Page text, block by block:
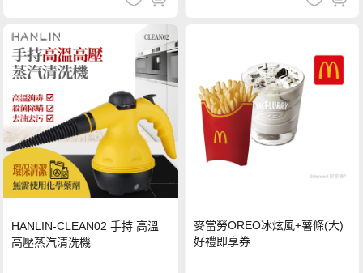
HANLIN-CLEAN02 手持 高溫
高壓蒸汽清洗機
麥當勞OREO冰炫風+薯條(大)
好禮即享券